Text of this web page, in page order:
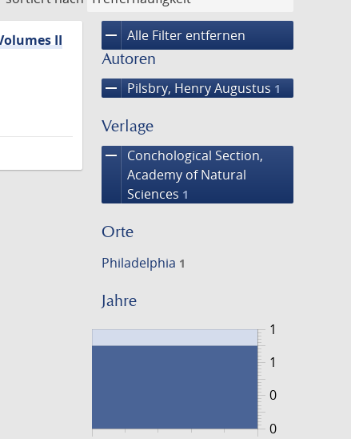
remove Alle Filter entfernen
Autoren
remove Pilsbry, Henry Augustus 1
Verlage
remove
Conchological Section,
Academy of Natural
Sciences 1
Orte
Philadelphia 1
Jahre
0
1
0
1
II